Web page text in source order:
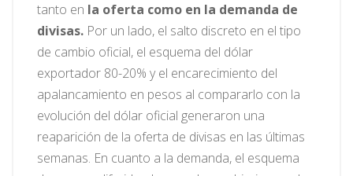
tanto en la oferta como en la demanda de
divisas. Por un lado, el salto discreto en el tipo
de cambio oficial, el esquema del dólar
exportador 80-20% y el encarecimiento del
apalancamiento en pesos al compararlo con la
evolución del dólar oficial generaron una
reaparición de la oferta de divisas en las últimas
semanas. En cuanto a la demanda, el esquema